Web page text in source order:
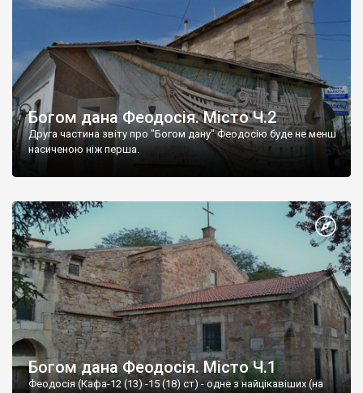
Богом дана Феодосія. Місто Ч.2
Друга частина звіту про "Богом дану" Феодосію буде не менш
насиченою ніж перша.
Богом дана Феодосія. Місто Ч.1
Феодосія (Кафа-12 (13) -15 (18) ст) - одне з найцікавіших (на